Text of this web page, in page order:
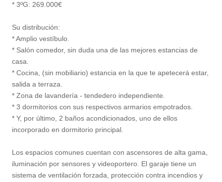
* 3ºG: 269.000€
Su distribución:
* Amplio vestíbulo.
* Salón comedor, sin duda una de las mejores estancias de
casa.
* Cocina, (sin mobiliario) estancia en la que te apetecerá estar,
salida a terraza.
* Zona de lavandería - tendedero independiente.
* 3 dormitorios con sus respectivos armarios empotrados.
* Y, por último, 2 baños acondicionados, uno de ellos
incorporado en dormitorio principal.
Los espacios comunes cuentan con ascensores de alta gama,
iluminación por sensores y videoportero. El garaje tiene un
sistema de ventilación forzada, protección contra incendios y